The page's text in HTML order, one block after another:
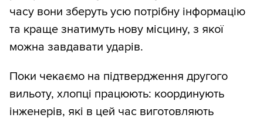
часу вони зберуть усю потрібну інформацію
та краще знатимуть нову місцину, з якої
можна завдавати ударів.
Поки чекаємо на підтвердження другого
вильоту, хлопці працюють: координують
інженерів, які в цей час виготовляють